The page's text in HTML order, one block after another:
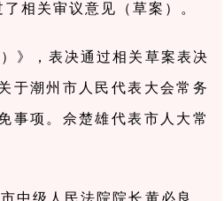
相关审议意见（草案）。
》，表决通过相关草案表决
于潮州市人民代表大会常务
事项。佘楚雄代表市人大常
中级人民法院院长黄必良，